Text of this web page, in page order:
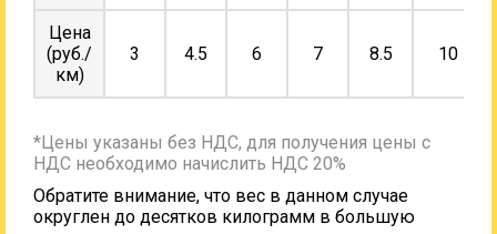
Цена
(руб./
км)
3 4.5 6 7 8.5 10
*Цены указаны без НДС, для получения цены с
НДС необходимо начислить НДС 20%
Обратите внимание, что вес в данном случае
округлен до десятков килограмм в большую